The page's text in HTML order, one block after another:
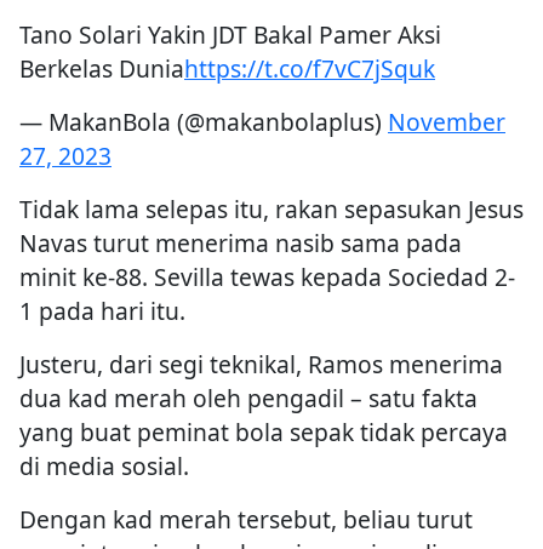
Tano Solari Yakin JDT Bakal Pamer Aksi
Berkelas Duniahttps://t.co/f7vC7jSquk
— MakanBola (@makanbolaplus) November
27, 2023
Tidak lama selepas itu, rakan sepasukan Jesus
Navas turut menerima nasib sama pada
minit ke-88. Sevilla tewas kepada Sociedad 2-
1 pada hari itu.
Justeru, dari segi teknikal, Ramos menerima
dua kad merah oleh pengadil – satu fakta
yang buat peminat bola sepak tidak percaya
di media sosial.
Dengan kad merah tersebut, beliau turut